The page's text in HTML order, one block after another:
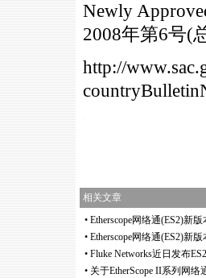
Newly
2008年第6号(
http://
相关文章
• Etherscope网络通(ES2)新
• Etherscope网络通(ES2)新
• Fluke Networks近日发布
• 关于EtherScope II系列网